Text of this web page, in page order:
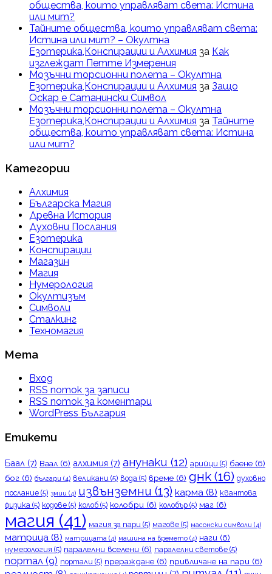
общества, които управляват света: Истина
или мит?
Тайните общества, които управляват света:
Истина или мит? – Окултна
Езотерика,Конспирации и Алхимия за Как
изглеждат Петте Измерения
Мозъчни торсионни полета – Окултна
Езотерика,Конспирации и Алхимия за Защо
Оскар е Сатанински Символ
Мозъчни торсионни полета – Окултна
Езотерика,Конспирации и Алхимия за Тайните
общества, които управляват света: Истина
или мит?
Категории
Алхимия
Българска Магия
Древна История
Духовни Послания
Езотерика
Конспирации
Магазин
Магия
Нумерология
Окултизъм
Символи
Сталкинг
Техномагия
Мета
Вход
RSS поток за записи
RSS поток за коментари
WordPress България
Етикети
Баал (7) Ваал (6) алхимия (7) анунаки (12) арийци (5) баене (6)
бог (6) българи (4) великани (5) вода (5) време (6) днк (16) духовно
послание (5) змии (4) извънземни (13) карма (8) квантова
физика (5) кодове (5) колоб (5) колобри (6) колобър (5) маг (6)
магия (41) магия за пари (5) магове (5) масонски символи (4)
матрица (8) матрицата (4) машина на времето (4) наги (6)
нумерология (5) паралелни вселени (6) паралелни светове (5)
портал (9) портали (5) прераждане (6) привличане на пари (6)